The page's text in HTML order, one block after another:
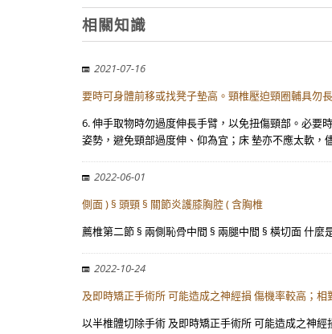
相關知識
2021-07-16
要時可身體前移或找凳子墊高。頸椎壓迫頸圈輔具勿
6. 伸手取物時勿過度伸長手臂，以免扭傷頸部。必要
姿勢，避免頸部過度伸、仰為宜；床 墊亦不應太軟，
2022-06-01
側面 ) § 頭頸 § 關節炎護膝胸腔 ( 含胸椎
薦椎第二節 § 兩側恥骨中間 § 兩腿中間 § 橫切面 什麼
2022-10-24
及即時矯正手術所 可能造成之神經損 傷機率較高；
以半椎體切除手術 及即時矯正手術所 可能造成之神